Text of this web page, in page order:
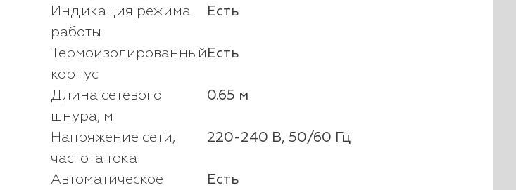
Индикация режима
работы
Есть
Термоизолированный
корпус
Есть
Длина сетевого
шнура, м
0.65 м
Напряжение сети,
частота тока
220-240 В, 50/60 Гц
Автоматическое
Есть